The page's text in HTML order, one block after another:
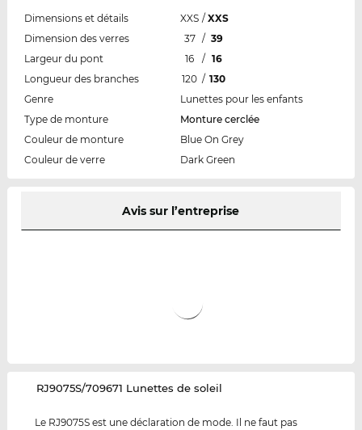
Dimensions et détails XXS / XXS
Dimension des verres
37 / 39
Largeur du pont
16 / 16
Longueur des branches
120 / 130
Genre
Lunettes pour les enfants
Type de monture
Monture cerclée
Couleur de monture
Blue On Grey
Couleur de verre
Dark Green
Avis sur l’entreprise
‌RJ9075S/709671 Lunettes de soleil
Le RJ9075S est une déclaration de mode. Il ne faut pas